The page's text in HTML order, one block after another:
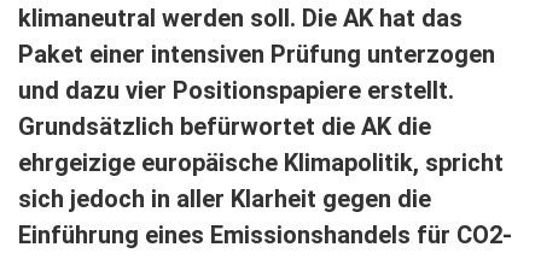
klimaneutral werden soll. Die AK hat das
Paket einer intensiven Prüfung unterzogen
und dazu vier Positionspapiere erstellt.
Grundsätzlich befürwortet die AK die
ehrgeizige europäische Klimapolitik, spricht
sich jedoch in aller Klarheit gegen die
Einführung eines Emissionshandels für CO2-